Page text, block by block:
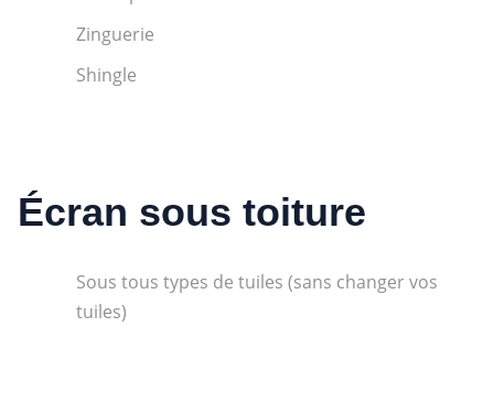
Zinguerie
Shingle
Écran sous toiture
Sous tous types de tuiles (sans changer vos
tuiles)